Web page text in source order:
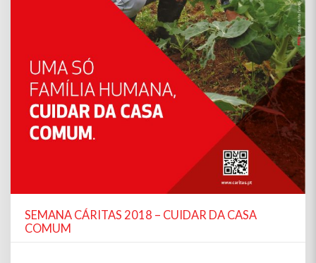
SEMANA CÁRITAS 2018 – CUIDAR DA CASA
COMUM